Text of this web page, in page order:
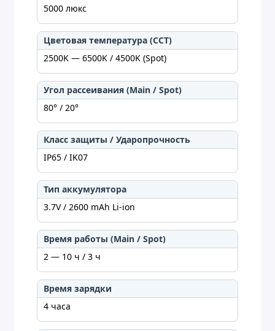
5000 люкс
Цветовая температура (CCT)
2500K — 6500K / 4500K (Spot)
Угол рассеивания (Main / Spot)
80° / 20°
Класс защиты / Ударопрочность
IP65 / IK07
Тип аккумулятора
3.7V / 2600 mAh Li-ion
Время работы (Main / Spot)
2 — 10 ч / 3 ч
Время зарядки
4 часа